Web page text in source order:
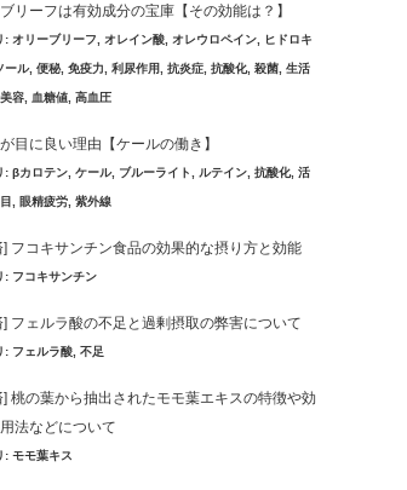
リーフは有効成分の宝庫【その効能は？】
: オリーブリーフ オレイン酸 オレウロペイン ヒドロキ
ール, 便秘, 免疫力 利尿作用 抗炎症 抗酸化, 殺菌 生活
美容 血糖値 高血圧
目に良い理由【ケールの働き】
: βカロテン ケール, ブルーライト ルテイン 抗酸化, 活
目 眼精疲労 紫外線
] フコキサンチン食品の効果的な摂り方と効能
: フコキサンチン
] フェルラ酸の不足と過剰摂取の弊害について
: フェルラ酸 不足
] 桃の葉から抽出されたモモ葉エキスの特徴や効
法などについて
: モモ葉キス